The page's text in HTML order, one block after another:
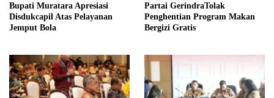
Bupati Muratara Apresiasi
Disdukcapil Atas Pelayanan
Jemput Bola
Partai GerindraTolak
Penghentian Program Makan
Bergizi Gratis